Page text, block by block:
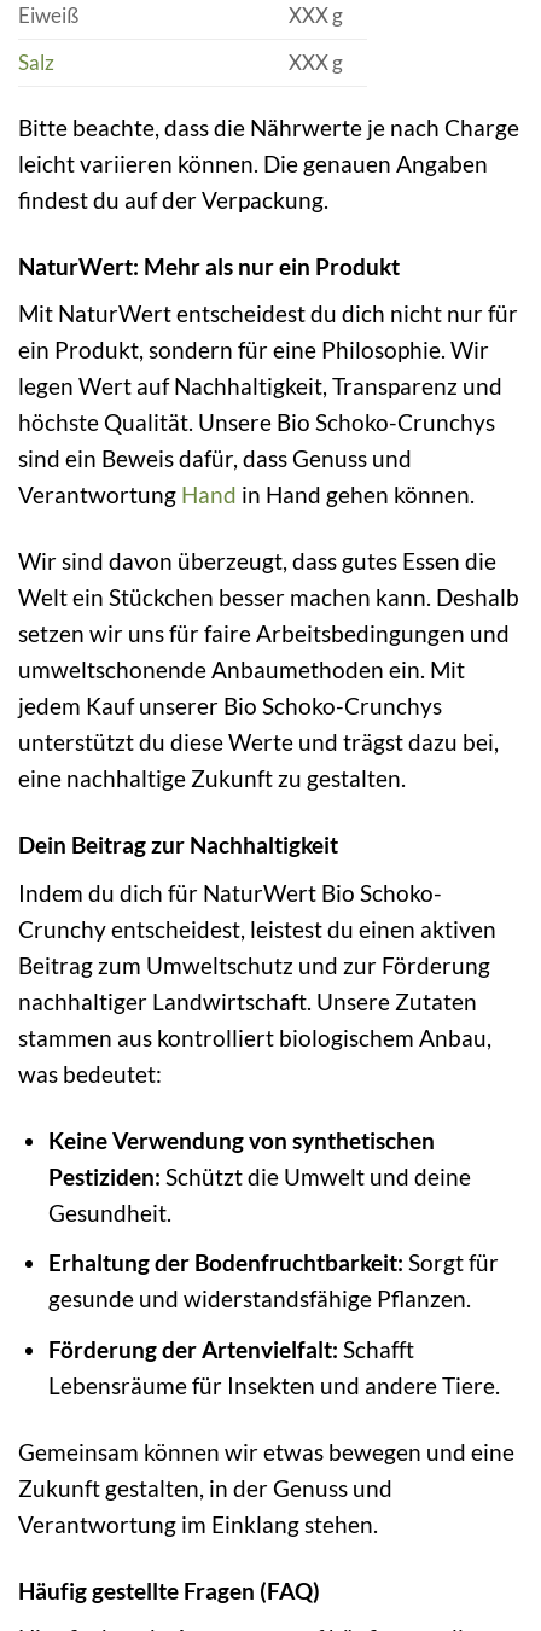
Eiweiß
XXX g
Salz
XXX g
Bitte beachte, dass die Nährwerte je nach Charge
leicht variieren können. Die genauen Angaben
findest du auf der Verpackung.
NaturWert: Mehr als nur ein Produkt
Mit NaturWert entscheidest du dich nicht nur für
ein Produkt, sondern für eine Philosophie. Wir
legen Wert auf Nachhaltigkeit, Transparenz und
höchste Qualität. Unsere Bio Schoko-Crunchys
sind ein Beweis dafür, dass Genuss und
Verantwortung Hand in Hand gehen können.
Wir sind davon überzeugt, dass gutes Essen die
Welt ein Stückchen besser machen kann. Deshalb
setzen wir uns für faire Arbeitsbedingungen und
umweltschonende Anbaumethoden ein. Mit
jedem Kauf unserer Bio Schoko-Crunchys
unterstützt du diese Werte und trägst dazu bei,
eine nachhaltige Zukunft zu gestalten.
Dein Beitrag zur Nachhaltigkeit
Indem du dich für NaturWert Bio Schoko-
Crunchy entscheidest, leistest du einen aktiven
Beitrag zum Umweltschutz und zur Förderung
nachhaltiger Landwirtschaft. Unsere Zutaten
stammen aus kontrolliert biologischem Anbau,
was bedeutet:
Keine Verwendung von synthetischen
Pestiziden: Schützt die Umwelt und deine
Gesundheit.
Erhaltung der Bodenfruchtbarkeit: Sorgt für
gesunde und widerstandsfähige Pflanzen.
Förderung der Artenvielfalt: Schafft
Lebensräume für Insekten und andere Tiere.
Gemeinsam können wir etwas bewegen und eine
Zukunft gestalten, in der Genuss und
Verantwortung im Einklang stehen.
Häufig gestellte Fragen (FAQ)